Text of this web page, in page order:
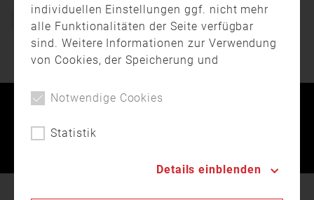
Bayern Feuerwehr Freiwillige Feuerwehr
individuellen Einstellungen ggf. nicht mehr
alle Funktionalitäten der Seite verfügbar
sind. Weitere Informationen zur Verwendung
von Cookies, der Speicherung und
finden Sie in unsererDatenschutzerklärung
Notwendige Cookies
Statistik
Details einblenden